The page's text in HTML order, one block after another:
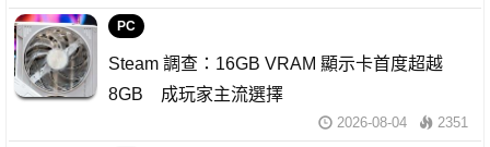
PC
Steam 調查：16GB VRAM 顯示卡首度超越
8GB 成玩家主流選擇
2026-08-04 2351